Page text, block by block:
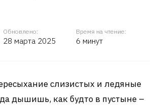
Обновлено:
28 марта 2025
Время на чтение:
6 минут
слизистых и ледяные
дышишь, как будто в пустыне –